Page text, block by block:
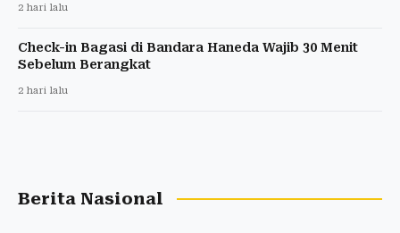
2 hari lalu
Check-in Bagasi di Bandara Haneda Wajib 30 Menit
Sebelum Berangkat
2 hari lalu
Berita Nasional